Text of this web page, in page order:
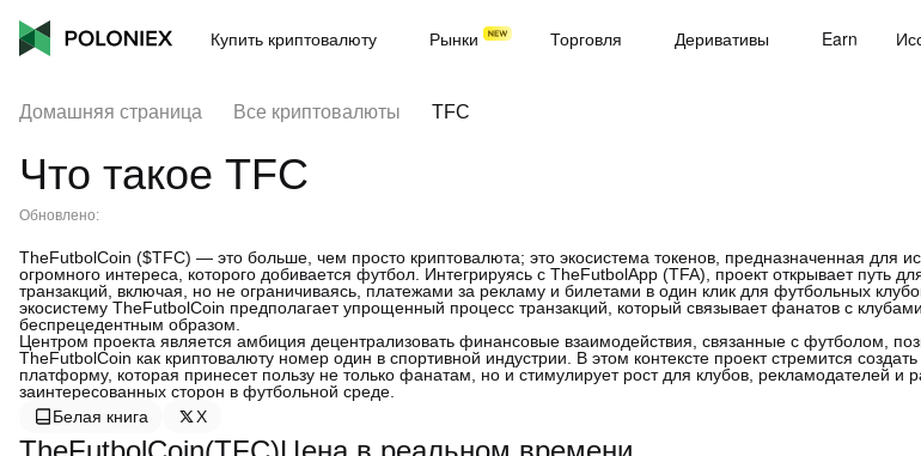
Купить криптовалюту Рынки Торговля Деривативы Earn
Домашняя страница Все криптовалюты TFC
Что такое TFC
Обновлено:
TheFutbolCoin ($TFC) — это больше, чем просто криптовалюта; это экосистема токенов, предназначенная для
огромного интереса, которого добивается футбол. Интегрируясь с TheFutbolApp (TFA), проект открывает путь
транзакций, включая, но не ограничиваясь, платежами за рекламу и билетами в один клик для футбольных
экосистему TheFutbolCoin предполагает упрощенный процесс транзакций, который связывает фанатов с клубами
беспрецедентным образом.
Центром проекта является амбиция децентрализовать финансовые взаимодействия, связанные с футболом,
TheFutbolCoin как криптовалюту номер один в спортивной индустрии. В этом контексте проект стремится
платформу, которая принесет пользу не только фанатам, но и стимулирует рост для клубов, рекламодателей и
заинтересованных сторон в футбольной среде.
Белая книга
X